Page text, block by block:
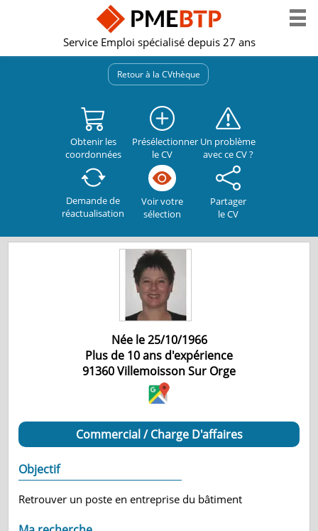
Service Emploi spécialisé depuis 27 ans
Retour à la CVthèque
Obtenir les
coordonnées
Présélectionner
le CV
Un problème
avec ce CV ?
Demande de
réactualisation
Voir votre
sélection
Partager
le CV
Née le 25/10/1966
Plus de 10 ans d'expérience
91360Villemoisson Sur Orge
Commercial / Charge D'affaires
Objectif
Retrouver un poste en entreprise du bâtiment